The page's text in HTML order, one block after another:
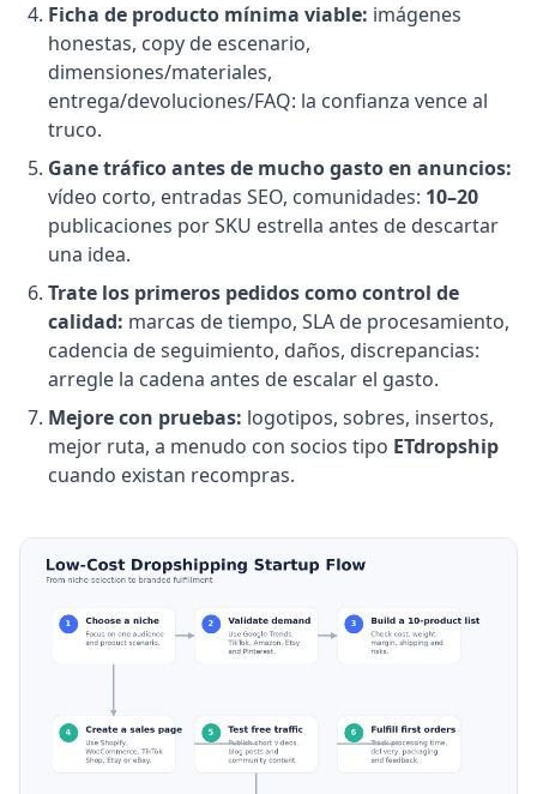
Ficha de producto mínima viable: imágenes
honestas, copy de escenario,
dimensiones/materiales,
entrega/devoluciones/FAQ: la confianza vence al
truco.
Gane tráfico antes de mucho gasto en anuncios:
vídeo corto, entradas SEO, comunidades: 10–20
publicaciones por SKU estrella antes de descartar
una idea.
Trate los primeros pedidos como control de
calidad: marcas de tiempo, SLA de procesamiento,
cadencia de seguimiento, daños, discrepancias:
arregle la cadena antes de escalar el gasto.
Mejore con pruebas: logotipos, sobres, insertos,
mejor ruta, a menudo con socios tipo ETdropship
cuando existan recompras.